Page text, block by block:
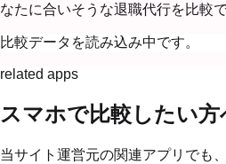
なたに合いそうな退職代行を比較で
比較データを読み込み中です。
related apps
スマホで比較したい方
当サイト運営元の関連アプリでも